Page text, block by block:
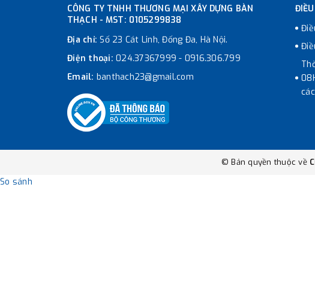
CÔNG TY TNHH THƯƠNG MẠI XÂY DỰNG BÀN
THẠCH - MST: 0105299838
Địa chỉ:Số 23 Cát Linh, Đống Đa, Hà Nội.
Điện thoại: 024.37367999 - 0916.306.799
Email: banthach23@gmail.com
© Bản quyền thuộc về
So sánh